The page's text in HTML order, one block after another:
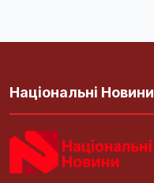
Національні Новини